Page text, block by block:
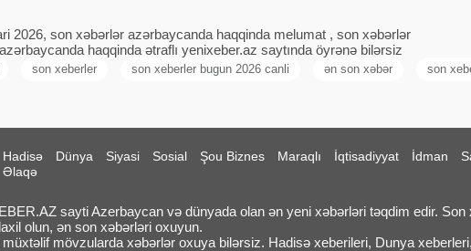
2026, son xəbərlər azərbaycanda haqqinda melumat , son xəbərlər
haqqinda ətraflı yenixeber.az saytında öyrənə bilərsiz
son xeberler son xeberler bugun 2026 canli ən son xəbər son
Hadisə Dünya Siyasi Sosial Şou Biznes Maraqlı İqtisadiyyat İdman
Əlaqə
sayti Azerbaycan və dünyada olan ən yeni xəbərləri təqdim edir.
olun, ən son xəbərləri oxuyun.
mövzularda xəbərlər oxuya bilərsiz. Hadisə xeberileri, Dunya